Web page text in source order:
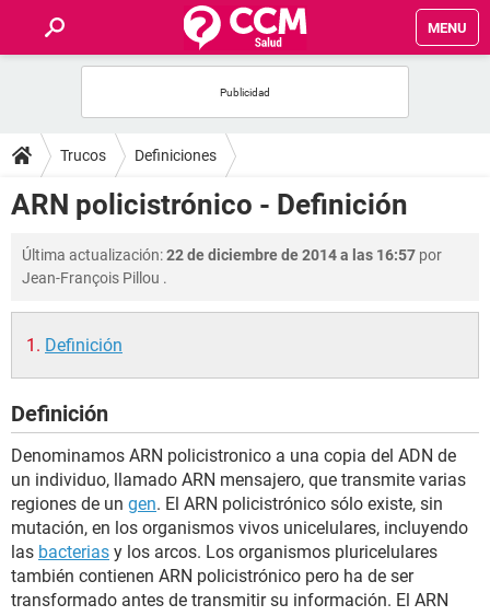
MENU
FOROS
SALUD
FAMILIA
NUTRICIÓN
SEXUALIDAD
GLOSARIO
Trucos Definiciones
ARN policistrónico - Definición
Última actualización:22 de diciembre de 2014 a las 16:57 por
Jean-François Pillou .
Definición
Definición
Denominamos ARN policistronico a una copia del ADN de
un individuo, llamado ARN mensajero, que transmite varias
regiones de un gen. El ARN policistrónico sólo existe, sin
mutación, en los organismos vivos unicelulares, incluyendo
las bacterias y los arcos. Los organismos pluricelulares
también contienen ARN policistrónico pero ha de ser
transformado antes de transmitir su información. El ARN